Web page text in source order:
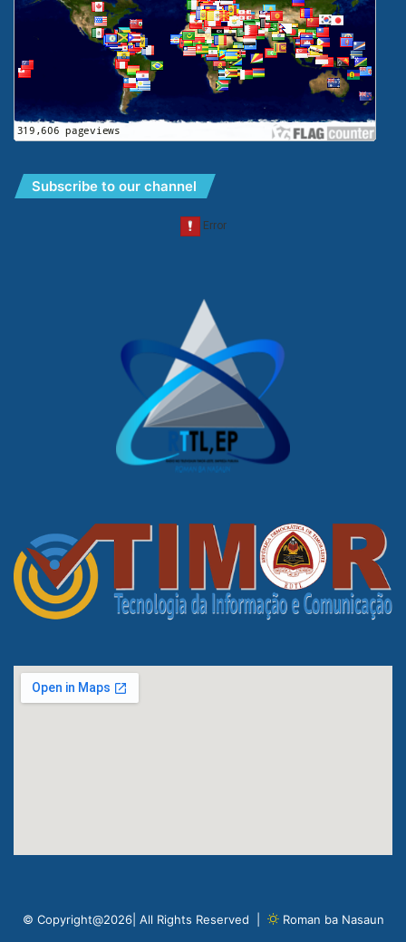
Subscribe to our channel
© Copyright@2026| All Rights Reserved | Roman ba Nasaun